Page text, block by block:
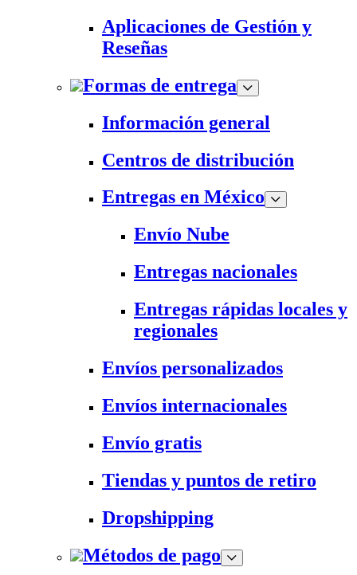
Aplicaciones de Gestión y
Reseñas
Formas de entrega
Información general
Centros de distribución
Entregas en México
Envío Nube
Entregas nacionales
Entregas rápidas locales y
regionales
Envíos personalizados
Envíos internacionales
Envío gratis
Tiendas y puntos de retiro
Dropshipping
Métodos de pago